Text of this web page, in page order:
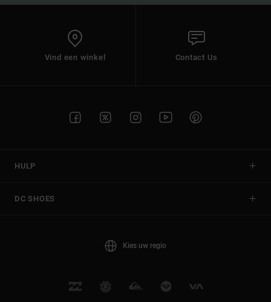
Vind een winkel Contact Us
HULP
DC SHOES
Kies uw regio